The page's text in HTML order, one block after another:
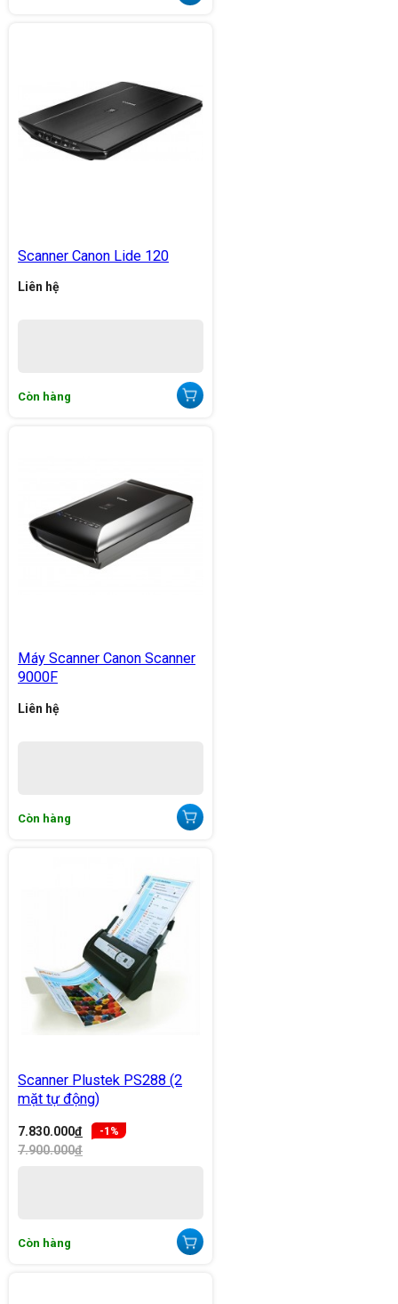
Scanner Canon Lide 120
Liên hệ
Còn hàng
Máy Scanner Canon Scanner
9000F
Liên hệ
Còn hàng
Scanner Plustek PS288 (2
mặt tự động)
7.830.000đ -1%
7.900.000đ
Còn hàng